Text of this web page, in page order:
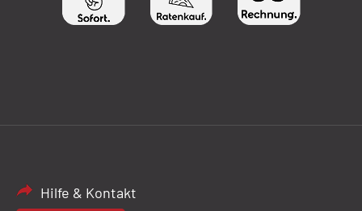
Hilfe & Kontakt